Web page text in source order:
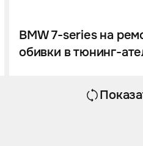
BMW 7-series на
обивки в тюнинг-